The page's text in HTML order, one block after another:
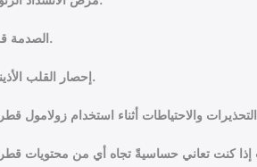
الصدمة قلبيّة المنشأ.
إحصار القلب الأذيني البطيني.
التحذيرات والاحتياطات أثناء استخدام زولامول قطرة